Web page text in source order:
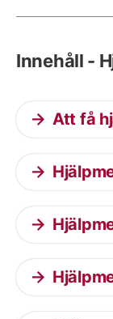
Innehåll -
Att få